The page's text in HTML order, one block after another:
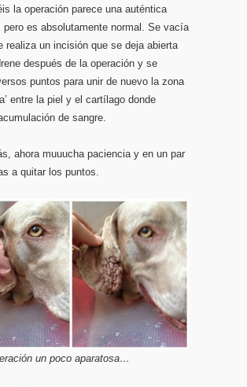
la operación parece una auténtica
pero es absolutamente normal. Se vacía
realiza un incisión que se deja abierta
después de la operación y se
puntos para unir de nuevo la zona
entre la piel y el cartílago donde
de sangre.
ahora muuucha paciencia y en un par
a quitar los puntos.
un poco aparatosa…